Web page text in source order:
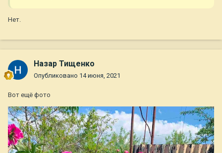
Нет.
Назар Тищенко
Опубликовано 14 июня, 2021
Вот ещё фото